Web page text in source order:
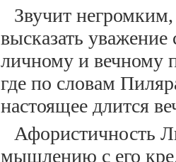
Звучит
высказать
личному и вечному
где по словам
настоящее длится
Афористичность
мышлению с его